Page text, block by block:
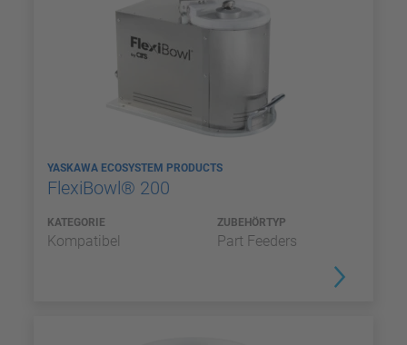
YASKAWA ECOSYSTEM PRODUCTS
FlexiBowl® 200
KATEGORIE
Kompatibel
ZUBEHÖRTYP
Part Feeders